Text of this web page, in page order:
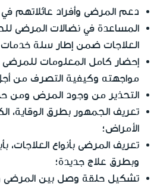
دعم المرضى وأفراد عائلاتهم
المساعدة في نضالات المرضى
العلاجات ضمن إطار سلة خدمات
إحضار كامل المعلومات
مواجهته وكيفية التصرف من
التحذير من وجود المرض ومن
تعريف الجمهور بطرق الوقاية،
الأمراض؛
تعريف المرضى بأنواع العلاجات،
وبطرق علاج جديدة؛
تشكيل حلقة وصل بين المرضى